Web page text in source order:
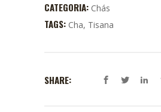
CATEGORIA: Chás
TAGS: Cha, Tisana
SHARE: